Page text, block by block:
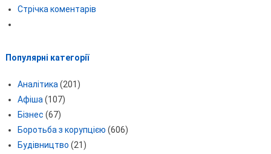
Стрічка коментарів
Популярні категорії
Аналітика (201)
Афіша (107)
Бізнес (67)
Боротьба з корупцією (606)
Будівництво (21)